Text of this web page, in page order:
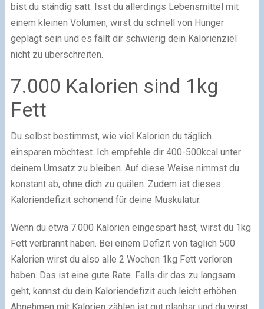
bist du ständig satt. Isst du allerdings Lebensmittel mit
einem kleinen Volumen, wirst du schnell von Hunger
geplagt sein und es fällt dir schwierig dein Kalorienziel
nicht zu überschreiten.
7.000 Kalorien sind 1kg
Fett
Du selbst bestimmst, wie viel Kalorien du täglich
einsparen möchtest. Ich empfehle dir 400-500kcal unter
deinem Umsatz zu bleiben. Auf diese Weise nimmst du
konstant ab, ohne dich zu quälen. Zudem ist dieses
Kaloriendefizit schonend für deine Muskulatur.
Wenn du etwa 7.000 Kalorien eingespart hast, wirst du 1kg
Fett verbrannt haben. Bei einem Defizit von täglich 500
Kalorien wirst du also alle 2 Wochen 1kg Fett verloren
haben. Das ist eine gute Rate. Falls dir das zu langsam
geht, kannst du dein Kaloriendefizit auch leicht erhöhen.